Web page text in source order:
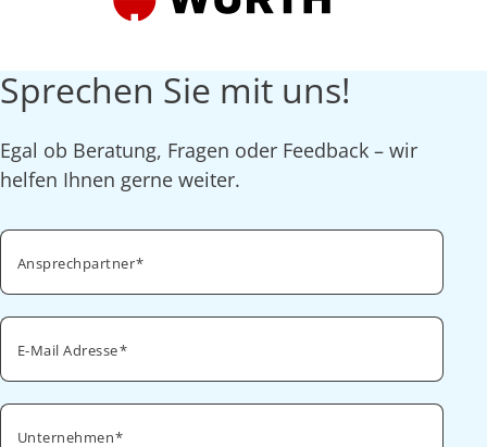
Sprechen Sie mit uns!
Egal ob Beratung, Fragen oder Feedback – wir
helfen Ihnen gerne weiter.
Ansprechpartner
E-Mail Adresse
Unternehmen